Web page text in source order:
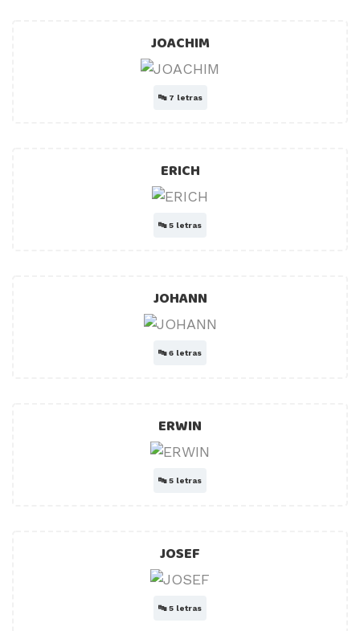
JOACHIM
🔤 7 letras
ERICH
🔤5 letras
JOHANN
🔤6 letras
ERWIN
🔤5 letras
JOSEF
🔤5 letras